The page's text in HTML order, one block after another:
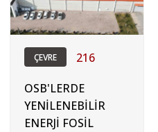
ÇEVRE 216
OSB'LERDE
YENİLENEBİLİR
ENERJİ FOSİL